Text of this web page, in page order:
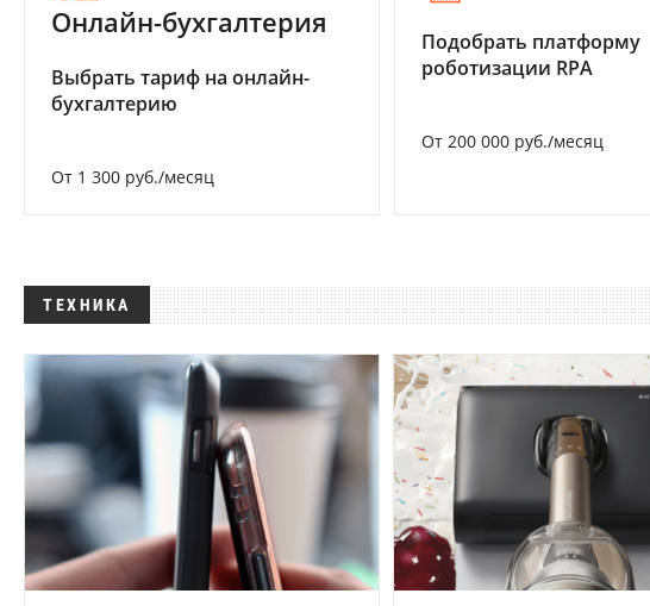
Онлайн-бухгалтерия
Выбрать тариф на онлайн-
бухгалтерию
От 1 300 руб./месяц
Подобрать платформу
роботизации RPA
От 200 000 руб./месяц
ТЕХНИКА